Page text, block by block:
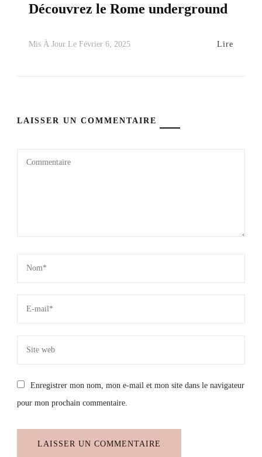
Découvrez le Rome underground
Mis À Jour Le Février 6, 2025 Lire
LAISSER UN COMMENTAIRE
Enregistrer mon nom, mon e-mail et mon site dans le navigateur
pour mon prochain commentaire.